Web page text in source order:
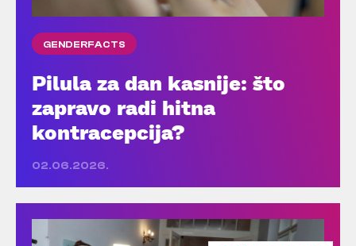
GENDERFACTS
Pilula za dan kasnije: što
zapravo radi hitna
kontracepcija?
02.06.2026.